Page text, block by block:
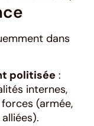
dans
politisée :
internes,
(armée,